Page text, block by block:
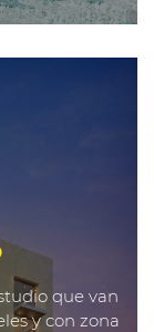
que van
y con zona